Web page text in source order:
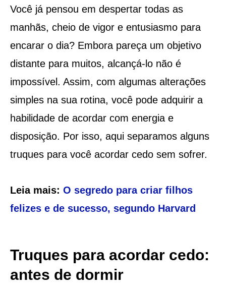
Você já pensou em despertar todas as
manhãs, cheio de vigor e entusiasmo para
encarar o dia? Embora pareça um objetivo
distante para muitos, alcançá-lo não é
impossível. Assim, com algumas alterações
simples na sua rotina, você pode adquirir a
habilidade de acordar com energia e
disposição. Por isso, aqui separamos alguns
truques para você acordar cedo sem sofrer.
Leia mais: O segredo para criar filhos
felizes e de sucesso, segundo Harvard
Truques para acordar cedo:
antes de dormir